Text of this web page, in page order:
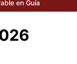
en Guía